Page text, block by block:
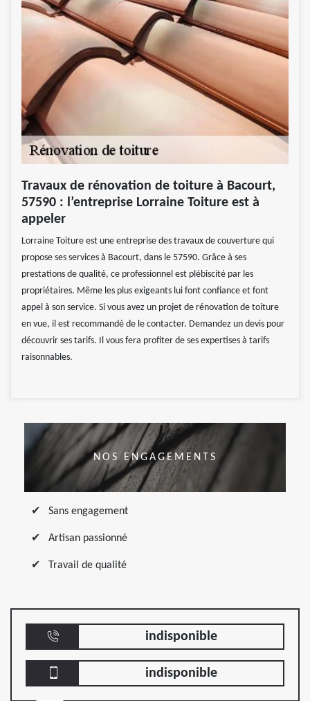
Travaux de rénovation de toiture à Bacourt,
57590 : l’entreprise Lorraine Toiture est à
appeler
Lorraine Toiture est une entreprise des travaux de couverture qui
propose ses services à Bacourt, dans le 57590. Grâce à ses
prestations de qualité, ce professionnel est plébiscité par les
propriétaires. Même les plus exigeants lui font confiance et font
appel à son service. Si vous avez un projet de rénovation de toiture
en vue, il est recommandé de le contacter. Demandez un devis pour
découvrir ses tarifs. Il vous fera profiter de ses expertises à tarifs
raisonnables.
NOS ENGAGEMENTS
Sans engagement
Artisan passionné
Travail de qualité
indisponible
indisponible